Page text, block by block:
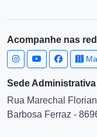
Acompanhe nas
Sede Administrativa
Rua Marechal
Barbosa Ferraz -